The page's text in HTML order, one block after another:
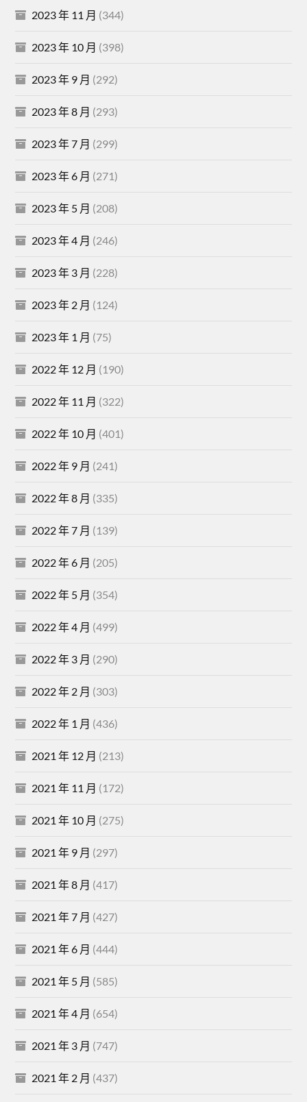
2023 年 11 月 (344)
2023 年 10 月 (398)
2023 年 9 月 (292)
2023 年 8 月 (293)
2023 年 7 月 (299)
2023 年 6 月 (271)
2023 年 5 月 (208)
2023 年 4 月 (246)
2023 年 3 月 (228)
2023 年 2 月 (124)
2023 年 1 月 (75)
2022 年 12 月 (190)
2022 年 11 月 (322)
2022 年 10 月 (401)
2022 年 9 月 (241)
2022 年 8 月 (335)
2022 年 7 月 (139)
2022 年 6 月 (205)
2022 年 5 月 (354)
2022 年 4 月 (499)
2022 年 3 月 (290)
2022 年 2 月 (303)
2022 年 1 月 (436)
2021 年 12 月 (213)
2021 年 11 月 (172)
2021 年 10 月 (275)
2021 年 9 月 (297)
2021 年 8 月 (417)
2021 年 7 月 (427)
2021 年 6 月 (444)
2021 年 5 月 (585)
2021 年 4 月 (654)
2021 年 3 月 (747)
2021 年 2 月 (437)